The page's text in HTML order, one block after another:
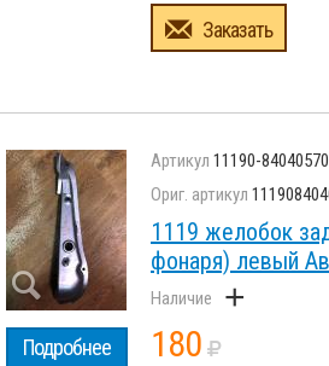
Заказать
Подробнее
11190-
1119 желобок
фонаря) левый
+
180